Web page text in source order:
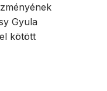
Gyula
kötött